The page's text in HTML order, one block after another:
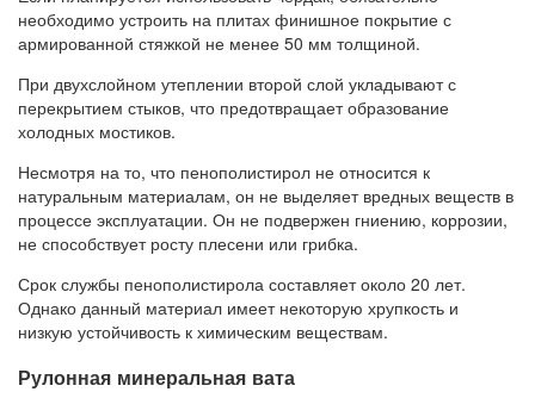
необходимо устроить на плитах финишное покрытие с
армированной стяжкой не менее 50 мм толщиной.
При двухслойном утеплении второй слой укладывают с
перекрытием стыков, что предотвращает образование
холодных мостиков.
Несмотря на то, что пенополистирол не относится к
натуральным материалам, он не выделяет вредных веществ в
процессе эксплуатации. Он не подвержен гниению, коррозии,
не способствует росту плесени или грибка.
Срок службы пенополистирола составляет около 20 лет.
Однако данный материал имеет некоторую хрупкость и
низкую устойчивость к химическим веществам.
Рулонная минеральная вата